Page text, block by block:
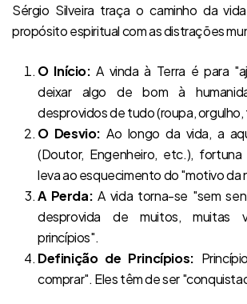
Sérgio Silveira traça o caminho da
propósito espiritual com as distrações
O Início:A vinda à Terra é para
deixar algo de bom à
desprovidos de tudo (roupa, orgulho,
O Desvio:Ao longo da vida, a
(Doutor, Engenheiro, etc.),
leva ao esquecimento do "motivo da
A Perda:A vida torna-se "sem
desprovida de muitos, muitas
princípios".
Definição de Princípios:
comprar". Eles têm de ser